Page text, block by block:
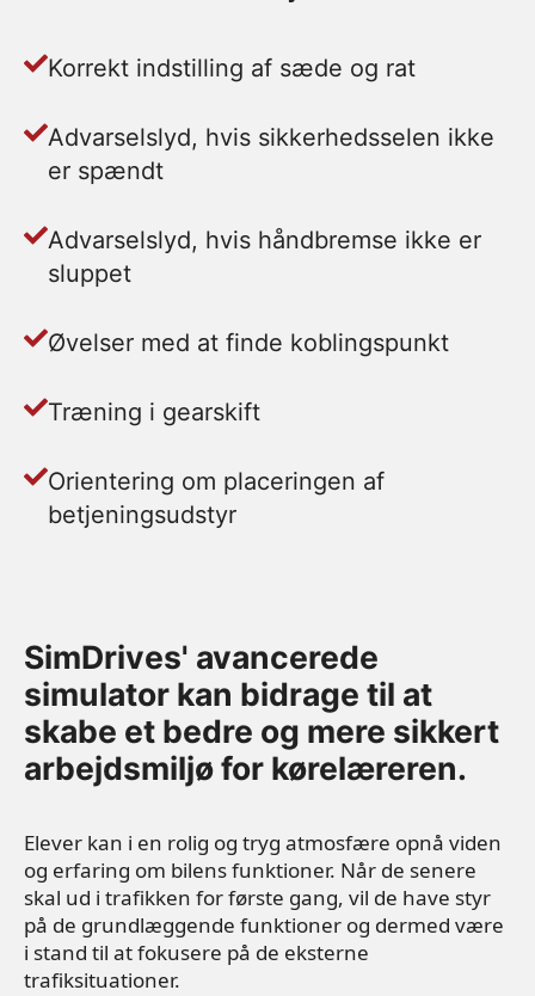
Korrekt indstilling af sæde og rat
Advarselslyd, hvis sikkerhedsselen ikke
er spændt
Advarselslyd, hvis håndbremse ikke er
sluppet
Øvelser med at finde koblingspunkt
Træning i gearskift
Orientering om placeringen af
betjeningsudstyr
SimDrives' avancerede
simulator kan bidrage til at
skabe et bedre og mere sikkert
arbejdsmiljø for kørelæreren.
Elever kan i en rolig og tryg atmosfære opnå viden
og erfaring om bilens funktioner. Når de senere
skal ud i trafikken for første gang, vil de have styr
på de grundlæggende funktioner og dermed være
i stand til at fokusere på de eksterne
trafiksituationer.